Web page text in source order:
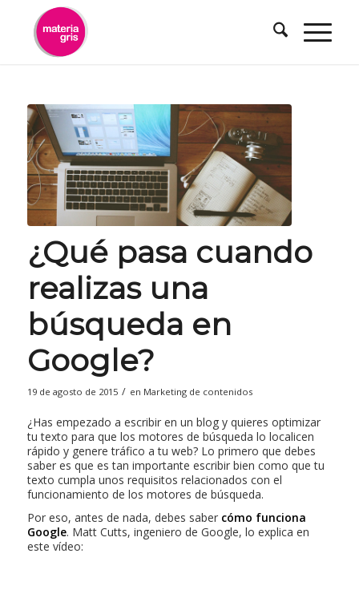
contenido
¿Qué pasa cuando
realizas una
búsqueda en
Google?
19 de agosto de 2015 / en Marketing de contenidos
¿Has empezado a escribir en un blog y quieres optimizar
tu texto para que los motores de búsqueda lo localicen
rápido y genere tráfico a tu web? Lo primero que debes
saber es que es tan importante escribir bien como que tu
texto cumpla unos requisitos relacionados con el
funcionamiento de los motores de búsqueda.
Por eso, antes de nada, debes saber cómo funciona
Google. Matt Cutts, ingeniero de Google, lo explica en
este vídeo: